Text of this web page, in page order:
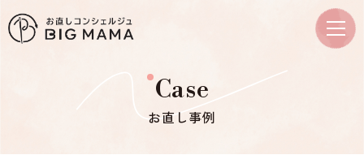
Case
お直し事例